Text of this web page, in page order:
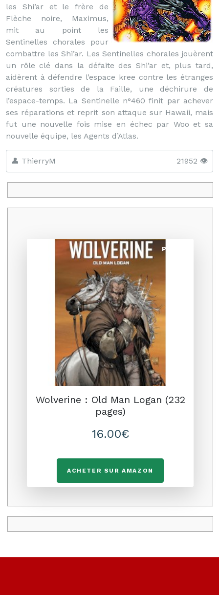
les Shi’ar et le frère de
Flèche noire, Maximus,
mit au point les
Sentinelles chorales pour
combattre les Shi’ar. Les Sentinelles chorales jouèrent
un rôle clé dans la défaite des Shi’ar et, plus tard,
aidèrent à défendre l’espace kree contre les étranges
créatures sorties de la Faille, une déchirure de
l’espace-temps. La Sentinelle n°460 finit par achever
ses réparations et reprit son attaque sur Hawaii, mais
fut une nouvelle fois mise en échec par Woo et sa
nouvelle équipe, les Agents d’Atlas.
👤 ThierryM 21952 👁️
Promo
Wolverine : Old Man Logan (232
pages)
16.00€
ACHETER SUR AMAZON